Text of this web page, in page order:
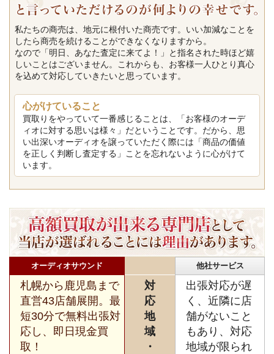
私たちの商売は、地元に根付いた商売です。いい加減なことを
したら商売を続けることができなくなりますから。
なので「明日、あなた査定に来てよ！」と指名された時ほど嬉
しいことはございません。これからも、お客様一人ひとり真心
を込めて対応していきたいと思っています。
心がけていること
買取りをやっていて一番感じることは、「お客様のオーデ
ィオに対する思いは様々」だということです。だから、思
い出深いオーディオを譲っていただく際には「商品の価値
を正しく判断し査定する」ことを忘れないように心がけて
います。
オーディオサウンド 他社サービス
札幌から鹿児島まで
直営43店舗展開。最
短30分で無料出張対
応し、即日現金買
取！
対
応
地
域
・
出張対応が遅
く、近隣に店
舗がないこと
もあり、対応
地域が限られ